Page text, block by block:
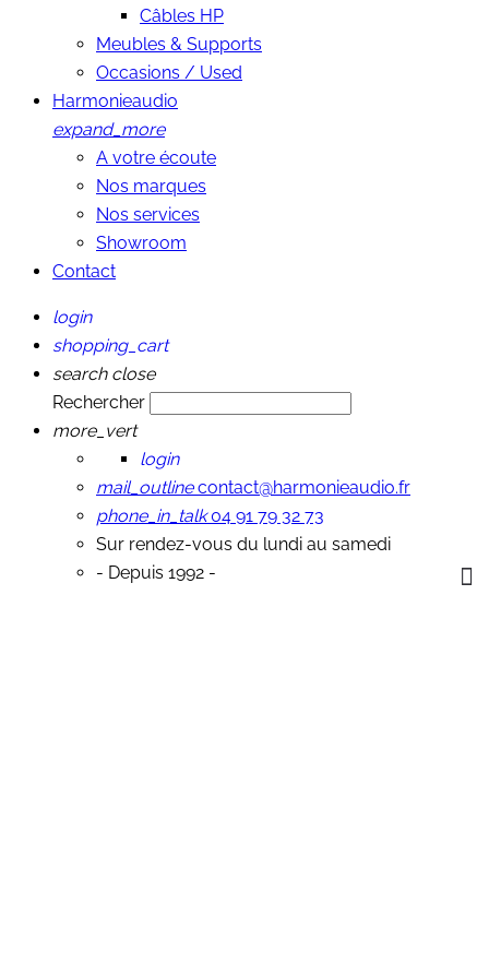
Câbles HP
Meubles & Supports
Occasions / Used
Harmonieaudio
expand_more
A votre écoute
Nos marques
Nos services
Showroom
Contact
login
shopping_cart
search close
Rechercher
more_vert
login
mail_outline contact@harmonieaudio.fr
phone_in_talk 04 91 79 32 73
Sur rendez-vous du lundi au samedi
- Depuis 1992 -